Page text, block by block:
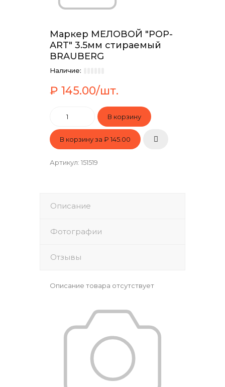
Маркер МЕЛОВОЙ "POP-
ART" 3.5мм стираемый
BRAUBERG
Наличие:
₽ 145.00/шт.
В корзину за ₽ 145.00
Артикул: 151519
Описание
Фотографии
Отзывы
Описание товара отсутствует